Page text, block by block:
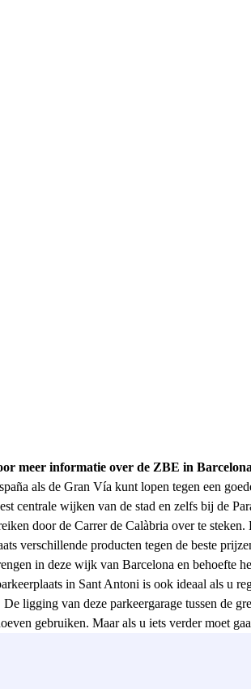
meer informatie over de ZBE in
als de Gran Vía kunt lopen tegen een
centrale wijken van de stad en zelfs bij de
door de Carrer de Calàbria over te
verschillende producten tegen de beste
in deze wijk van Barcelona en behoefte
in Sant Antoni is ook ideaal als u
ligging van deze parkeergarage tussen de
gebruiken. Maar als u iets verder moet
u uw reserveringen beheren en krijgt u